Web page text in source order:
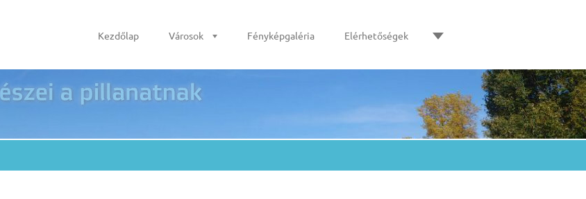
Kezdőlap Városok Fényképgaléria Elérhetőségek